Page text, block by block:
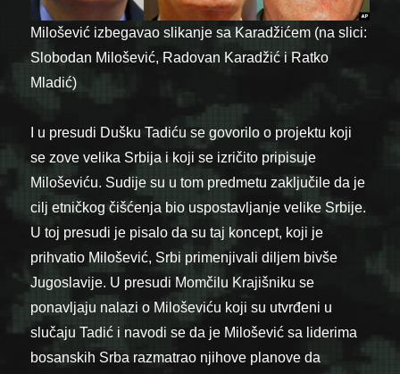
Milošević izbegavao slikanje sa Karadžićem (na slici:
Slobodan Milošević, Radovan Karadžić i Ratko
Mladić)
I u presudi Dušku Tadiću se govorilo o projektu koji
se zove velika Srbija i koji se izričito pripisuje
Miloševiću. Sudije su u tom predmetu zaključile da je
cilj etničkog čišćenja bio uspostavljanje velike Srbije.
U toj presudi je pisalo da su taj koncept, koji je
prihvatio Milošević, Srbi primenjivali diljem bivše
Jugoslavije. U presudi Momčilu Krajišniku se
ponavljaju nalazi o Miloševiću koji su utvrđeni u
slučaju Tadić i navodi se da je Milošević sa liderima
bosanskih Srba razmatrao njihove planove da